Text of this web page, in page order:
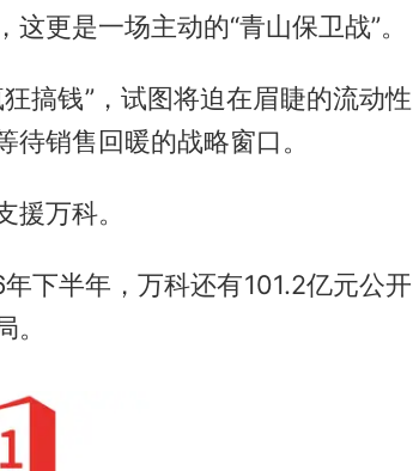
更是一场主动的“青山保卫战”。
搞钱”，试图将迫在眉睫的流动性
销售回暖的战略窗口。
万科。
下半年，万科还有101.2亿元公开